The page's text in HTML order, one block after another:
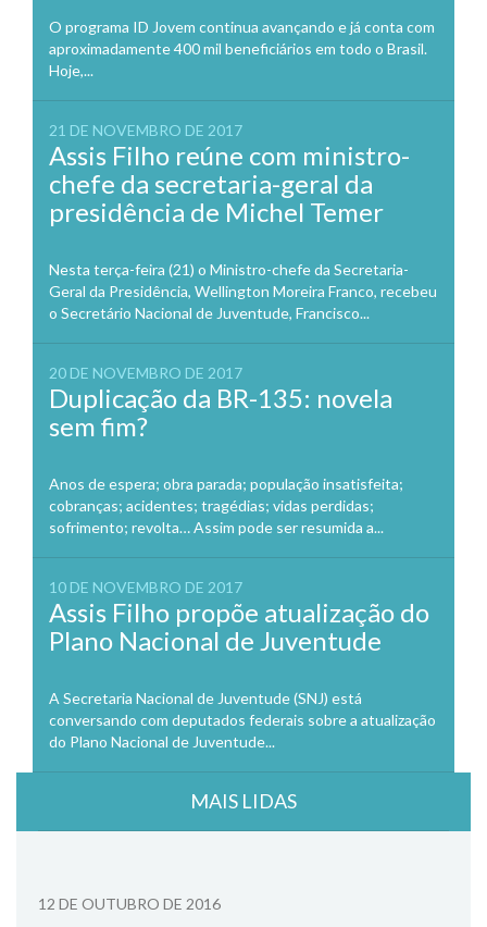
O programa ID Jovem continua avançando e já conta com
aproximadamente 400 mil beneficiários em todo o Brasil.
Hoje,...
21 DE NOVEMBRO DE 2017
Assis Filho reúne com ministro-
chefe da secretaria-geral da
presidência de Michel Temer
Nesta terça-feira (21) o Ministro-chefe da Secretaria-
Geral da Presidência, Wellington Moreira Franco, recebeu
o Secretário Nacional de Juventude, Francisco...
20 DE NOVEMBRO DE 2017
Duplicação da BR-135: novela
sem fim?
Anos de espera; obra parada; população insatisfeita;
cobranças; acidentes; tragédias; vidas perdidas;
sofrimento; revolta… Assim pode ser resumida a...
10 DE NOVEMBRO DE 2017
Assis Filho propõe atualização do
Plano Nacional de Juventude
A Secretaria Nacional de Juventude (SNJ) está
conversando com deputados federais sobre a atualização
do Plano Nacional de Juventude...
MAIS LIDAS
12 DE OUTUBRO DE 2016